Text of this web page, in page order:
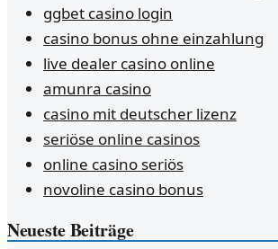
ggbet casino login
casino bonus ohne einzahlung
live dealer casino online
amunra casino
casino mit deutscher lizenz
seriöse online casinos
online casino seriös
novoline casino bonus
Neueste Beiträge